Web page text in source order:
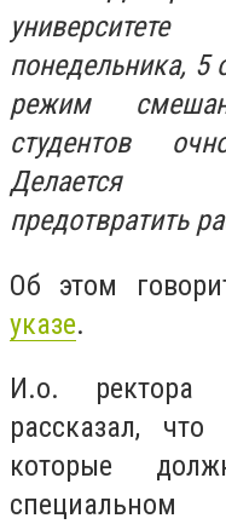
понедельника, 5
режим
студентов
предотвратить
Об этом
указе.
И.о. ректора
рассказал, что
которые